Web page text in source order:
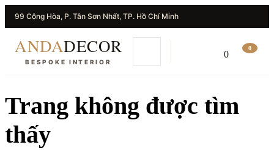
99 Cộng Hòa, P. Tân Sơn Nhất, TP. Hồ Chí Minh
ANDADECOR
BESPOKE INTERIOR
0
0
Trang không được tìm
thấy